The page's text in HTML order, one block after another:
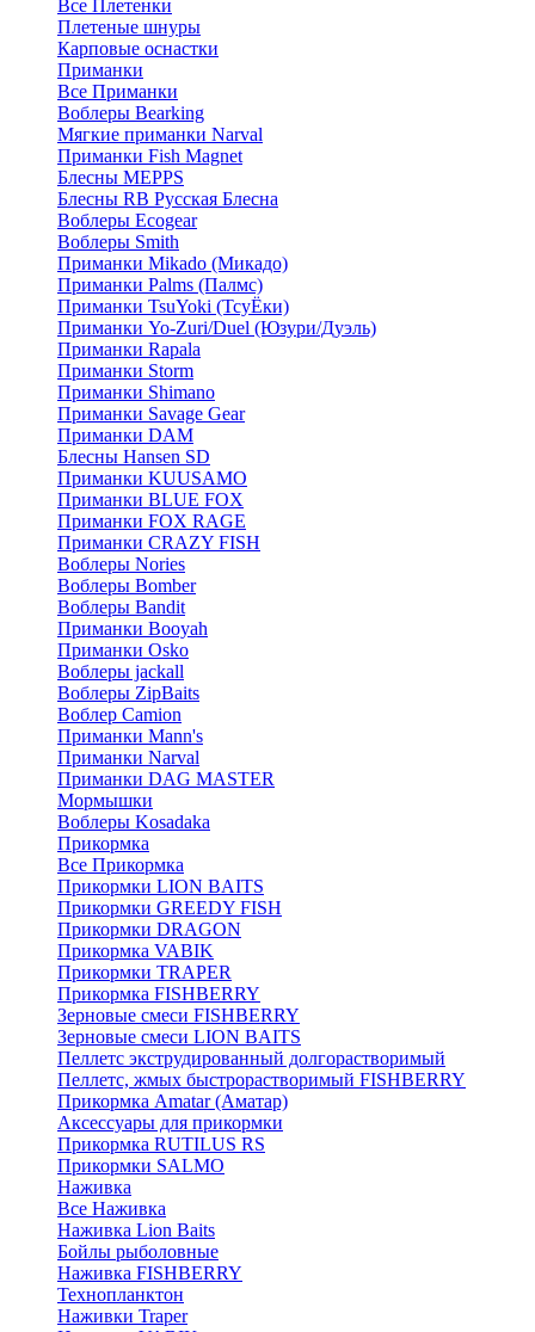
Все Плетенки
Плетеные шнуры
Карповые оснастки
Приманки
Все Приманки
Воблеры Bearking
Мягкие приманки Narval
Приманки Fish Magnet
Блесны MEPPS
Блесны RB Русская Блесна
Воблеры Ecogear
Воблеры Smith
Приманки Mikado (Микадо)
Приманки Palms (Палмс)
Приманки TsuYoki (ТсуЁки)
Приманки Yo-Zuri/Duel (Юзури/Дуэль)
Приманки Rapala
Приманки Storm
Приманки Shimano
Приманки Savage Gear
Приманки DAM
Блесны Hansen SD
Приманки KUUSAMO
Приманки BLUE FOX
Приманки FOX RAGE
Приманки CRAZY FISH
Воблеры Nories
Воблеры Bomber
Воблеры Bandit
Приманки Booyah
Приманки Osko
Воблеры jackall
Воблеры ZipBaits
Воблер Camion
Приманки Mann's
Приманки Narval
Приманки DAG MASTER
Мормышки
Воблеры Kosadaka
Прикормка
Все Прикормка
Прикормки LION BAITS
Прикормки GREEDY FISH
Прикормки DRAGON
Прикормка VABIK
Прикормки TRAPER
Прикормка FISHBERRY
Зерновые смеси FISHBERRY
Зерновые смеси LION BAITS
Пеллетс экструдированный долгорастворимый
Пеллетс, жмых быстрорастворимый FISHBERRY
Прикормка Amatar (Аматар)
Аксессуары для прикормки
Прикормка RUTILUS RS
Прикормки SALMO
Наживка
Все Наживка
Наживка Lion Baits
Бойлы рыболовные
Наживка FISHBERRY
Технопланктон
Наживки Traper